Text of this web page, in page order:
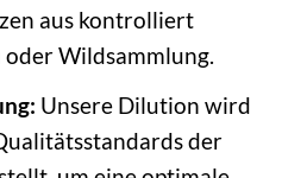
aus kontrolliert
Wildsammlung.
Unsere Dilution wird
der